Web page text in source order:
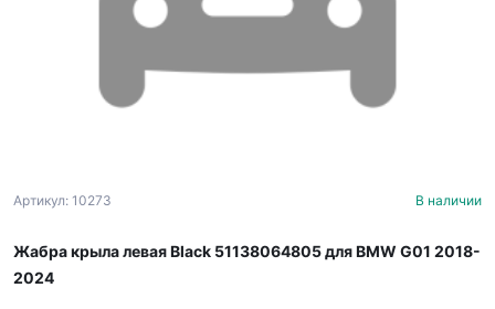
Артикул: 10273 В наличии
Жабра крыла левая Black 51138064805 для BMW G01 2018-
2024